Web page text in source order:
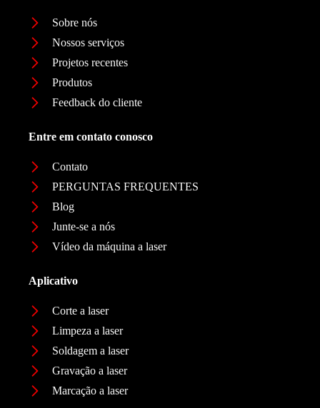
Sobre nós
Nossos serviços
Projetos recentes
Produtos
Feedback do cliente
Entre em contato conosco
Contato
PERGUNTAS FREQUENTES
Blog
Junte-se a nós
Vídeo da máquina a laser
Aplicativo
Corte a laser
Limpeza a laser
Soldagem a laser
Gravação a laser
Marcação a laser